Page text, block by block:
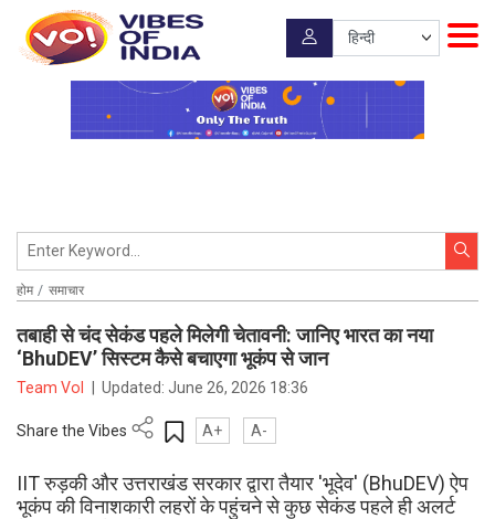
होम समाचार
तबाही से चंद सेकंड पहले मिलेगी चेतावनी: जानिए भारत का नया
‘BhuDEV’ सिस्टम कैसे बचाएगा भूकंप से जान
Team VoI Updated:June 26, 2026 18:36
Share the Vibes A+ A-
IIT रुड़की और उत्तराखंड सरकार द्वारा तैयार 'भूदेव' (BhuDEV) ऐप
भूकंप की विनाशकारी लहरों के पहुंचने से कुछ सेकंड पहले ही अलर्ट